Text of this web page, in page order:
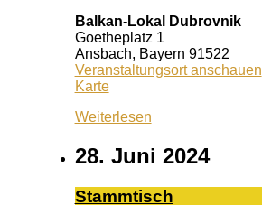
Balkan-Lokal Dubrovnik
Goetheplatz 1
Ansbach, Bayern 91522
Veranstaltungsort anschauen
KarteBalkan-
Dubrovnik
Weiterlesen
28. Juni 2024
Stamm­tisch